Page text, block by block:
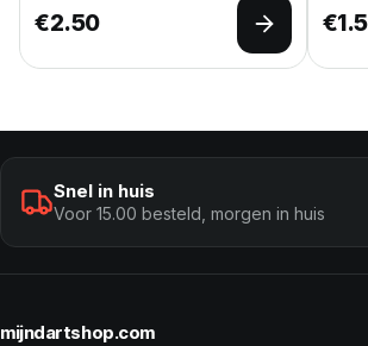
€2.50
Opties
€
Snel in huis
Voor 15.00 besteld, morgen in huis
mijndartshop.com